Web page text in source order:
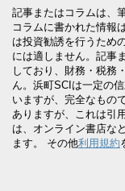
記事またはコラムは、
コラムに書かれた情報
は投資勧誘を行うため
には適しません。記事
しており、財務・税務
ん。浜町SCIは一定の
いますが、完全なもの
ありますが、これは引
は、オンライン書店な
ます。 その他利用規約